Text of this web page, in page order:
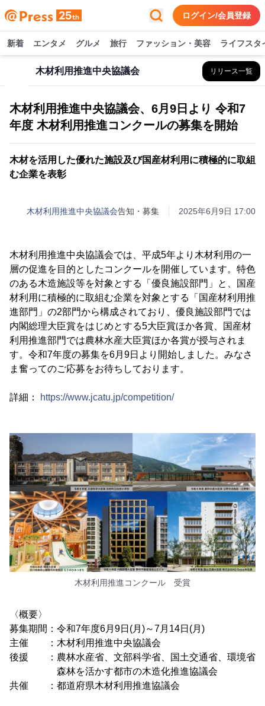
ログイン/会員登録
新着 エンタメ グルメ 旅行 ファッション・美容 ライフスタ
木材利用推進中央協議会 リリース一覧
木材利用推進中央協議会、6月9日より 令和7
年度 木材利用推進コンクールの募集を開始
木材を活用した優れた施設及び国産材利用に積極的に取組
む企業を表彰
木材利用推進中央協議会告知・募集 2025年6月9日 17:00
木材利用推進中央協議会では、平成5年より木材利用の一
層の促進を目的としたコンクールを開催しています。特色
のある木造施設等を対象とする「優良施設部門」と、国産
材利用に積極的に取組む企業を対象とする「国産材利用推
進部門」の2部門から構成されており、優良施設部門では
内閣総理大臣賞をはじめとする5大臣賞ほか各賞、国産材
利用推進部門では農林水産大臣賞ほか各賞が授与されま
す。令和7年度の募集を6月9日より開始しました。みなさ
ま奮ってのご応募をお待ちしております。
詳細： https://www.jcatu.jp/competition/
木材利用推進コンクール 受賞
〈概要〉
募集期間：令和7年度6月9日(月)～7月14日(月)
主催 ：木材利用推進中央協議会
後援 ：農林水産省、文部科学省、国土交通省、環境省
森林を活かす都市の木造化推進協議会
共催 ：都道府県木材利用推進協議会